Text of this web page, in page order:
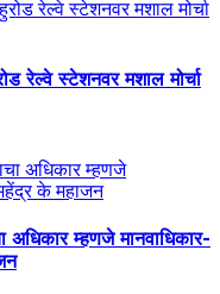
रेल्वे स्टेशनवर मशाल मोर्चा
अधिकार म्हणजे मानवाधिकार-